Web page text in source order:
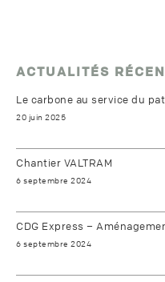
ACTUALITÉS
Le carbone au service du
20 juin 2025
Chantier VALTRAM
6 septembre 2024
CDG Express –
6 septembre 2024